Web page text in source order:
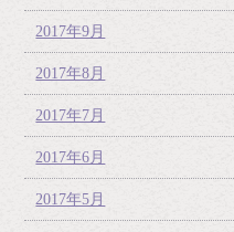
2017年9月
2017年8月
2017年7月
2017年6月
2017年5月